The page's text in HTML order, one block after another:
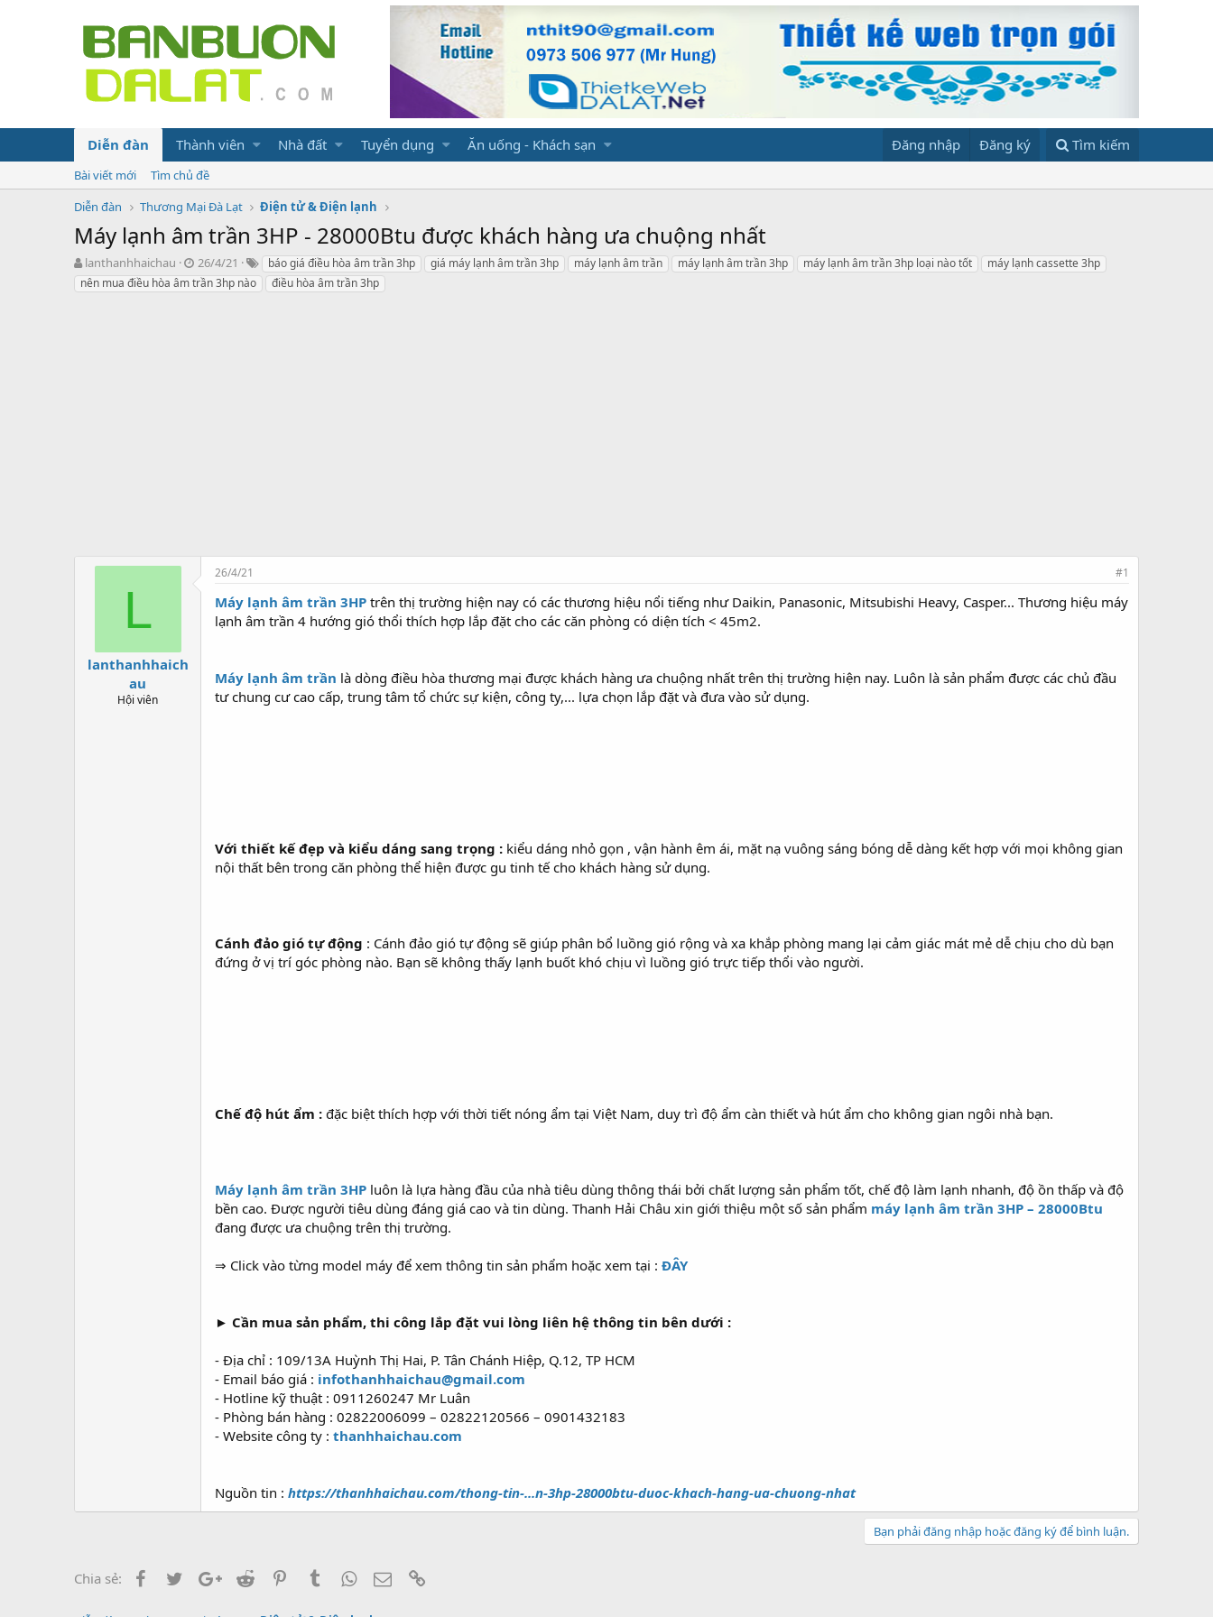
Diễn đàn Thành viên Nhà đất Tuyển dụng Ăn uống - Khách sạn Đăng nhập Đăng ký Tìm kiếm
Bài viết mới
Tìm chủ đề
Diễn đàn
Thương Mại Đà Lạt Điện tử & Điện lạnh
Máy lạnh âm trần 3HP - 28000Btu được khách hàng ưa chuộng nhất
N
g
ư
lanthanhhaichau
N
g
à
26/4/21
T
ừ
k
báo giá điều hòa âm trần 3hp giá máy lạnh âm trần 3hp máy lạnh âm trần máy lạnh âm trần 3hp máy lạnh âm trần 3hp loại nào tốt
máy lạnh cassette 3hp
nên mua điều hòa âm trần 3hp nào
điều hòa âm trần 3hp
L
lanthanhhaich
au
Hội viên
26/4/21 #1
Máy lạnh âm trần 3HP trên thị trường hiện nay có các thương hiệu nổi tiếng như Daikin, Panasonic, Mitsubishi Heavy, Casper... Thương hiệu máy
lạnh âm trần 4 hướng gió thổi thích hợp lắp đặt cho các căn phòng có diện tích < 45m2.
Máy lạnh âm trần là dòng điều hòa thương mại được khách hàng ưa chuộng nhất trên thị trường hiện nay. Luôn là sản phẩm được các chủ đầu
tư chung cư cao cấp, trung tâm tổ chức sự kiện, công ty,... lựa chọn lắp đặt và đưa vào sử dụng.
Với thiết kế đẹp và kiểu dáng sang trọng : kiểu dáng nhỏ gọn , vận hành êm ái, mặt nạ vuông sáng bóng dễ dàng kết hợp với mọi không gian
nội thất bên trong căn phòng thể hiện được gu tinh tế cho khách hàng sử dụng.
Cánh đảo gió tự động : Cánh đảo gió tự động sẽ giúp phân bổ luồng gió rộng và xa khắp phòng mang lại cảm giác mát mẻ dễ chịu cho dù bạn
đứng ở vị trí góc phòng nào. Bạn sẽ không thấy lạnh buốt khó chịu vì luồng gió trực tiếp thổi vào người.
Chế độ hút ẩm : đặc biệt thích hợp với thời tiết nóng ẩm tại Việt Nam, duy trì độ ẩm càn thiết và hút ẩm cho không gian ngôi nhà bạn.
Máy lạnh âm trần 3HP luôn là lựa hàng đầu của nhà tiêu dùng thông thái bởi chất lượng sản phẩm tốt, chế độ làm lạnh nhanh, độ ồn thấp và độ
bền cao. Được người tiêu dùng đáng giá cao và tin dùng. Thanh Hải Châu xin giới thiệu một số sản phẩm máy lạnh âm trần 3HP – 28000Btu
đang được ưa chuộng trên thị trường.
⇒ Click vào từng model máy để xem thông tin sản phẩm hoặc xem tại : ĐÂY
► Cần mua sản phẩm, thi công lắp đặt vui lòng liên hệ thông tin bên dưới :
- Địa chỉ : 109/13A Huỳnh Thị Hai, P. Tân Chánh Hiệp, Q.12, TP HCM
- Email báo giá : infothanhhaichau@gmail.com
- Hotline kỹ thuật : 0911260247 Mr Luân
- Phòng bán hàng : 02822006099 – 02822120566 – 0901432183
- Website công ty : thanhhaichau.com
Nguồn tin : https://thanhhaichau.com/thong-tin-...n-3hp-28000btu-duoc-khach-hang-ua-chuong-nhat
Bạn phải đăng nhập hoặc đăng ký để bình luận.
Chia sẻ: FacebookTwitterGoogle+
Reddit PinterestTumblrWhatsApp
Email